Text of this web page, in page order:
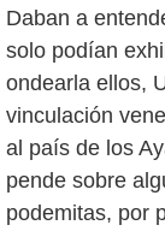
Daban a
solo podían
ondearla ellos,
vinculación
al país de los
pende sobre
podemitas, por